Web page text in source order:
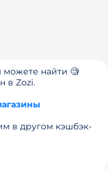
можете найти 🧐
в Zozi.
в другом кэшбэк-